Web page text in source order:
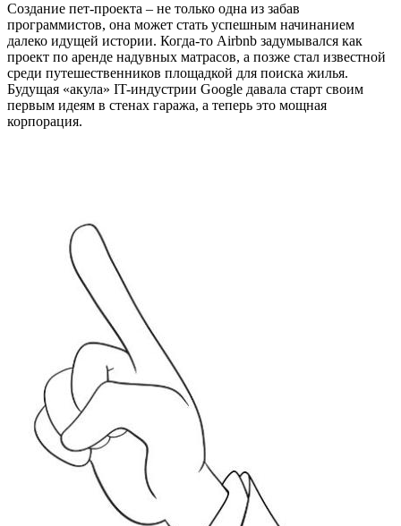
Создание пет-проекта – не только одна из забав
программистов, она может стать успешным начинанием
далеко идущей истории. Когда-то Airbnb задумывался как
проект по аренде надувных матрасов, а позже стал известной
среди путешественников площадкой для поиска жилья.
Будущая «акула» IT-индустрии Google давала старт своим
первым идеям в стенах гаража, а теперь это мощная
корпорация.